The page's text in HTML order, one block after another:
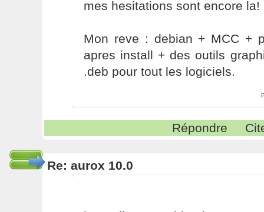
mes hesitations sont encore la!
Mon reve : debian + MCC +
apres install + des outils
.deb pour tout les logiciels.
Répondre
Re: aurox 10.0